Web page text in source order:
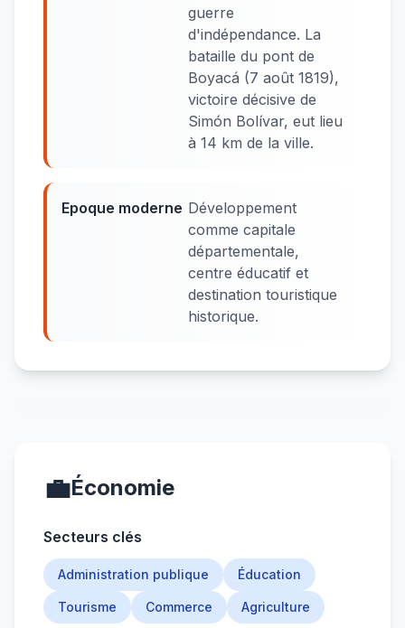
guerre
d'indépendance. La
bataille du pont de
Boyacá (7 août 1819),
victoire décisive de
Simón Bolívar, eut lieu
à 14 km de la ville.
Epoque moderne Développement
comme capitale
départementale,
centre éducatif et
destination touristique
historique.
💼Économie
Secteurs clés
Administration publique Éducation
Tourisme Commerce Agriculture